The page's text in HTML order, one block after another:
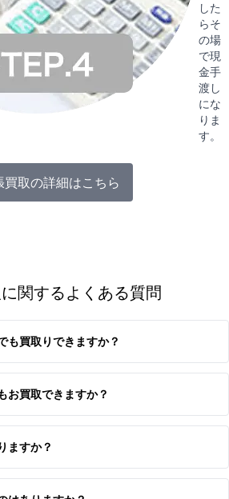
した
らそ
の場
で現
金手
渡し
にな
りま
す。
買取の詳細はこちら
関するよくある質問
も買取りできますか？
お買取できますか？
ますか？